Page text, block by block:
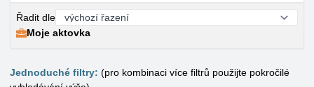
Řadit dle
Moje aktovka
Jednoduché filtry: (pro kombinaci více filtrů použijte pokročilé